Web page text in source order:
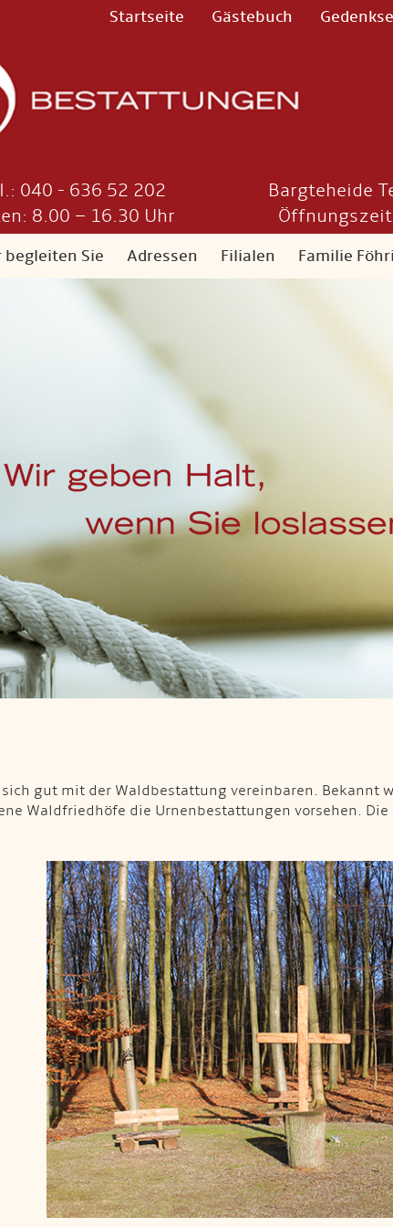
Startseite Gästebuch
Bargteheide
040 - 636 52 202
8.00 – 16.30 Uhr
begleiten Sie Adressen Filialen Familie
gut mit der Waldbestattung vereinbaren. Bekannt
Waldfriedhöfe die Urnenbestattungen vorsehen.